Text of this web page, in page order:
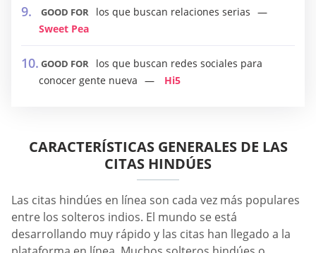
GOOD FOR
los que buscan relaciones serias
Sweet Pea
GOOD FOR
los que buscan redes sociales para
conocer gente nueva
Hi5
CARACTERÍSTICAS GENERALES DE LAS
CITAS HINDÚES
Las citas hindúes en línea son cada vez más populares
entre los solteros indios. El mundo se está
desarrollando muy rápido y las citas han llegado a la